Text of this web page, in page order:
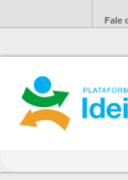
Fale